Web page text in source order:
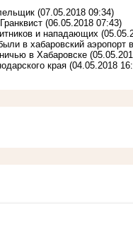
(07.05.2018 09:34)
(06.05.2018 07:43)
и нападающих
в хабаровский аэропорт
в Хабаровске
края (04.05.2018